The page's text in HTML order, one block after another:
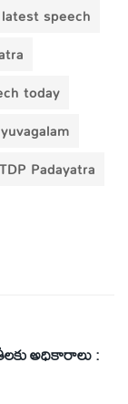
speech
today
TDP Padayatra
అధికారాలు :